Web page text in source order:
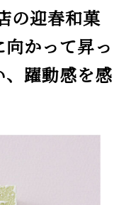
の迎春和菓
かって昇っ
躍動感を感